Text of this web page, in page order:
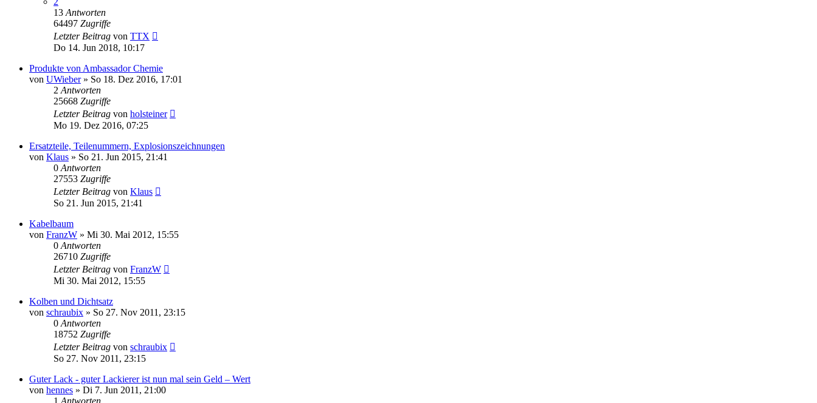
13 Antworten
64497 Zugriffe
Letzter Beitrag von TTX
Do 14. Jun 2018, 10:17
Produkte von Ambassador Chemie
von UWieber» So 18. Dez 2016, 17:01
2 Antworten
25668 Zugriffe
Letzter Beitrag von holsteiner
Mo 19. Dez 2016, 07:25
Ersatzteile, Teilenummern, Explosionszeichnungen
von Klaus » So 21. Jun 2015, 21:41
0 Antworten
27553 Zugriffe
Letzter Beitrag von Klaus
So 21. Jun 2015, 21:41
Kabelbaum
von FranzW » Mi 30. Mai 2012, 15:55
0 Antworten
26710 Zugriffe
Letzter Beitrag von FranzW
Mi 30. Mai 2012, 15:55
Kolben und Dichtsatz
von schraubix » So 27. Nov 2011, 23:15
0 Antworten
18752 Zugriffe
Letzter Beitrag von schraubix
So 27. Nov 2011, 23:15
Guter Lack - guter Lackierer ist nun mal sein Geld – Wert
von hennes » Di 7. Jun 2011, 21:00
1 Antworten